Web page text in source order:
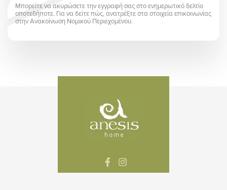
Μπορείτε να ακυρώσετε την εγγραφή σας στο ενημερωτικό δελτίο
οποτεδήποτε. Για να δείτε πώς, ανατρέξτε στα στοιχεία επικοινωνίας
στην Ανακοίνωση Νομικού Περιεχομένου.